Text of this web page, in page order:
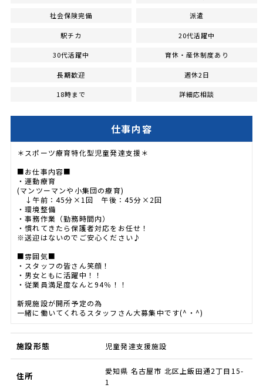
社会保険完備 派遣
駅チカ 20代活躍中
30代活躍中 育休・産休制度あり
長期歓迎 週休2日
18時まで 詳細応相談
仕事内容
＊スポーツ療育特化型児童発達支援＊
■お仕事内容■
・運動療育
(マンツーマンや小集団の療育)
↓午前：45分×1回 午後：45分×2回
・環境整備
・事務作業（勤務時間内）
・慣れてきたら保護者対応をお任せ！
※送迎はないのでご安心ください♪
■雰囲気■
・スタッフの皆さん笑顔！
・男女ともに活躍中！！
・従業員満足度なんと94％！！
新規施設が開所予定の為
一緒に働いてくれるスタッフさん大募集中です(^・^)
施設形態 児童発達支援施設
住所
愛知県 名古屋市 北区上飯田通2丁目15-
1